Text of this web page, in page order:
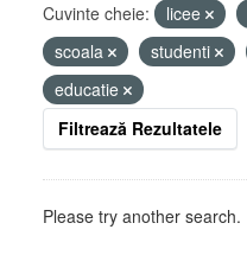
Cuvinte cheie: licee
scoala
studenti
educatie
Filtrează Rezultatele
Please try another search.